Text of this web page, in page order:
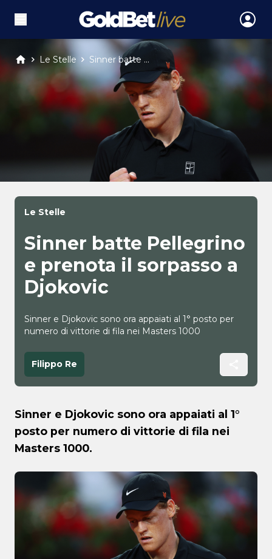
Le Stelle Sinner batte ...
Le Stelle
Sinner batte Pellegrino
e prenota il sorpasso a
Djokovic
Sinner e Djokovic sono ora appaiati al 1° posto per
numero di vittorie di fila nei Masters 1000
Filippo Re
Sinner e Djokovic sono ora appaiati al 1°
posto per numero di vittorie di fila nei
Masters 1000.